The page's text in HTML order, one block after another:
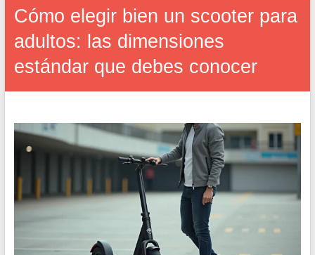
Cómo elegir bien un scooter para
adultos: las dimensiones
estándar que debes conocer